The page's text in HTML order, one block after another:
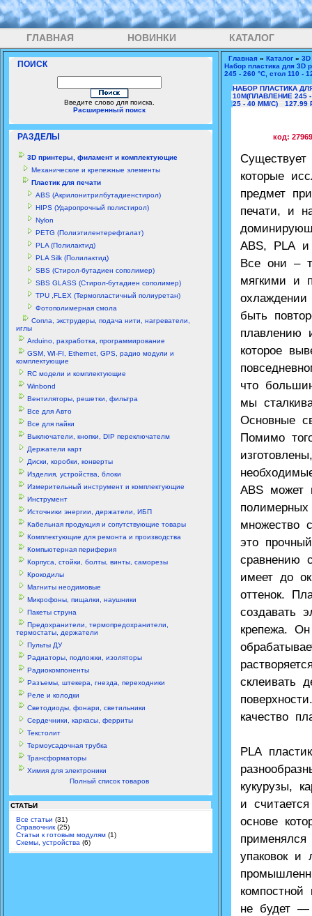
ГЛАВНАЯ НОВИНКИ КАТАЛОГ
ПОИСК
Введите слово для поиска.
Расширенный поиск
РАЗДЕЛЫ
3D принтеры, филамент и комплектующие
Механические и крепежные элементы
Пластик для печати
ABS (Акрилонитрилбутадиенстирол)
HIPS (Ударопрочный полистирол)
Nylon
PETG (Полиэтилентерефталат)
PLA (Полилактид)
PLA Silk (Полилактид)
SBS (Стирол-бутадиен сополимер)
SBS GLASS (Стирол-бутадиен сополимер)
TPU ,FLEX (Термопластичный полиуретан)
Фотополимерная смола
Сопла, экструдеры, подача нити, нагреватели,
иглы
Arduino, разработка, программирование
GSM, WI-FI, Ethernet, GPS, радио модули и
комплектующие
RC модели и комплектующие
Winbond
Вентиляторы, решетки, фильтра
Все для Авто
Все для пайки
Выключатели, кнопки, DIP переключателм
Держатели карт
Диски, коробки, конверты
Изделия, устройства, блоки
Измерительный инструмент и комплектующие
Инструмент
Источники энергии, держатели, ИБП
Кабельная продукция и сопутствующие товары
Комплектующие для ремонта и производства
Компьютерная периферия
Корпуса, стойки, болты, винты, саморезы
Крокодилы
Магниты неодимовые
Микрофоны, пищалки, наушники
Пакеты струна
Предохранители, термопредохранители,
термостаты, держатели
Пульты ДУ
Радиаторы, подложки, изоляторы
Радиокомпоненты
Разъемы, штекера, гнезда, переходники
Реле и колодки
Светодиоды, фонари, светильники
Сердечники, каркасы, ферриты
Текстолит
Термоусадочная трубка
Трансформаторы
Химия для электроники
Полный список товаров
СТАТЬИ
Все статьи (31)
Справочник (25)
Статьи к готовым модулям (1)
Схемы, устройства (6)
Главная » Каталог »
Набор пластика для 3D
245 - 260 °С, стол 110 -
НАБОР ПЛАСТИКА
10М(ПЛАВЛЕНИЕ 245
25 - 40 ММ/С) 127.99
код: 27969
которые
предмет
печати, и
ABS, PLA
Все они –
мягкими и
быть
плавлению
которое
что
мы
Основные
Помимо
ABS может
множество
это
сравнению
имеет до
оттенок.
создавать
крепежа.
склеивать
качество
PLA
кукурузы,
и
основе
упаковок и
не будет —